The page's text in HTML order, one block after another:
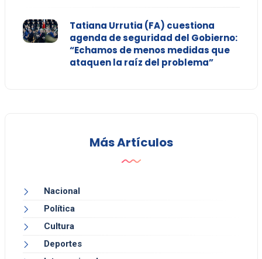
Tatiana Urrutia (FA) cuestiona
agenda de seguridad del Gobierno:
“Echamos de menos medidas que
ataquen la raíz del problema”
Más Artículos
Nacional
Política
Cultura
Deportes